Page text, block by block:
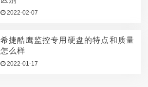
2022-02-07
希捷酷鹰监控专用硬盘的特点和质量
怎么样
2022-01-17